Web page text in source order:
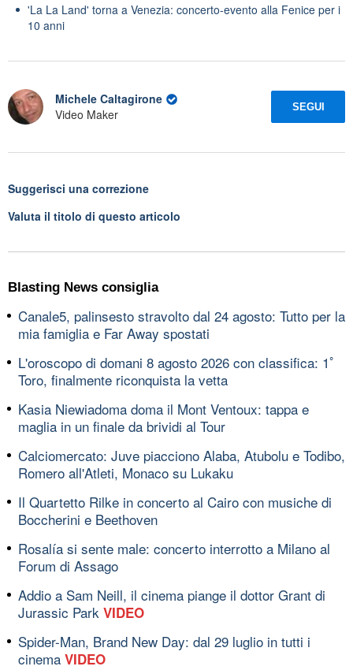
'La La Land' torna a Venezia: concerto-evento alla Fenice per i
10 anni
Michele Caltagirone
Video Maker
SEGUI
Suggerisci una correzione
Valuta il titolo di questo articolo
Blasting News consiglia
Canale5, palinsesto stravolto dal 24 agosto: Tutto per la
mia famiglia e Far Away spostati
L'oroscopo di domani 8 agosto 2026 con classifica: 1ﾟ
Toro, finalmente riconquista la vetta
Kasia Niewiadoma doma il Mont Ventoux: tappa e
maglia in un finale da brividi al Tour
Calciomercato: Juve piacciono Alaba, Atubolu e Todibo,
Romero all'Atleti, Monaco su Lukaku
Il Quartetto Rilke in concerto al Cairo con musiche di
Boccherini e Beethoven
Rosalía si sente male: concerto interrotto a Milano al
Forum di Assago
Addio a Sam Neill, il cinema piange il dottor Grant di
Jurassic Park VIDEO
Spider-Man, Brand New Day: dal 29 luglio in tutti i
cinema VIDEO